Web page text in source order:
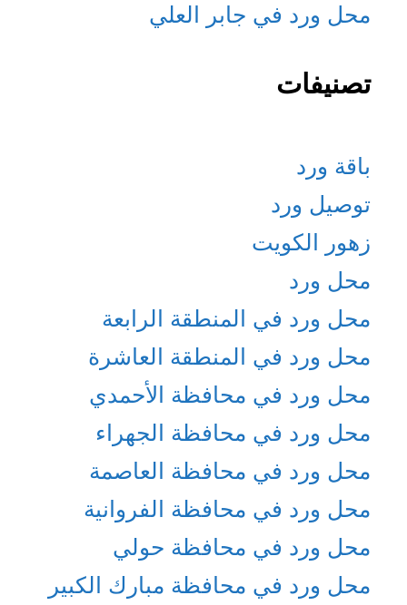
محل ورد في جابر العلي
تصنيفات
باقة ورد
توصيل ورد
زهور الكويت
محل ورد
محل ورد في المنطقة الرابعة
محل ورد في المنطقة العاشرة
محل ورد في محافظة الأحمدي
محل ورد في محافظة الجهراء
محل ورد في محافظة العاصمة
محل ورد في محافظة الفروانية
محل ورد في محافظة حولي
محل ورد في محافظة مبارك الكبير